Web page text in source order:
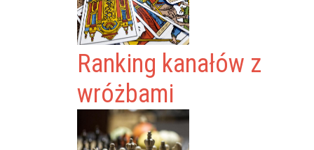
Ranking kanałów z
wróżbami